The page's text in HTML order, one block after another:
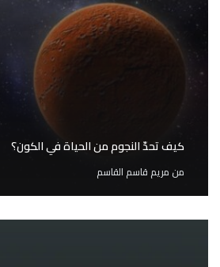
كيف تحدّ النجوم من الحياة في الكون؟
من مريم قاسم القاسم